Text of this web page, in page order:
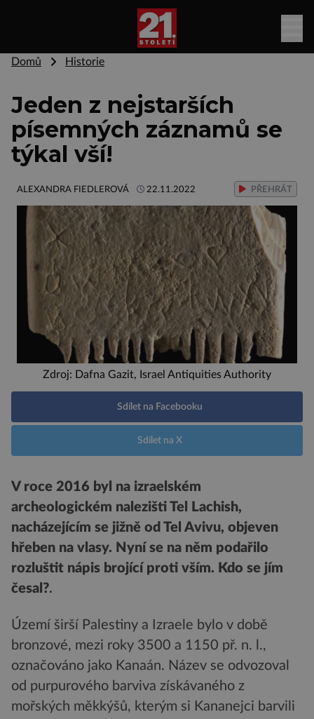
Domů Historie
Jeden z nejstarších
písemných záznamů se
týkal vší!
ALEXANDRA FIEDLEROVÁ 22.11.2022 PŘEHRÁT
Zdroj: Dafna Gazit, Israel Antiquities Authority
Sdílet na Facebooku
Sdílet na X
V roce 2016 byl na izraelském
archeologickém nalezišti Tel Lachish,
nacházejícím se jižně od Tel Avivu, objeven
hřeben na vlasy. Nyní se na něm podařilo
rozluštit nápis brojící proti vším. Kdo se jím
česal?.
Území širší Palestiny a Izraele bylo v době
bronzové, mezi roky 3500 a 1150 př. n. l.,
označováno jako Kanaán. Název se odvozoval
od purpurového barviva získávaného z
mořských měkkýšů, kterým si Kananejci barvili